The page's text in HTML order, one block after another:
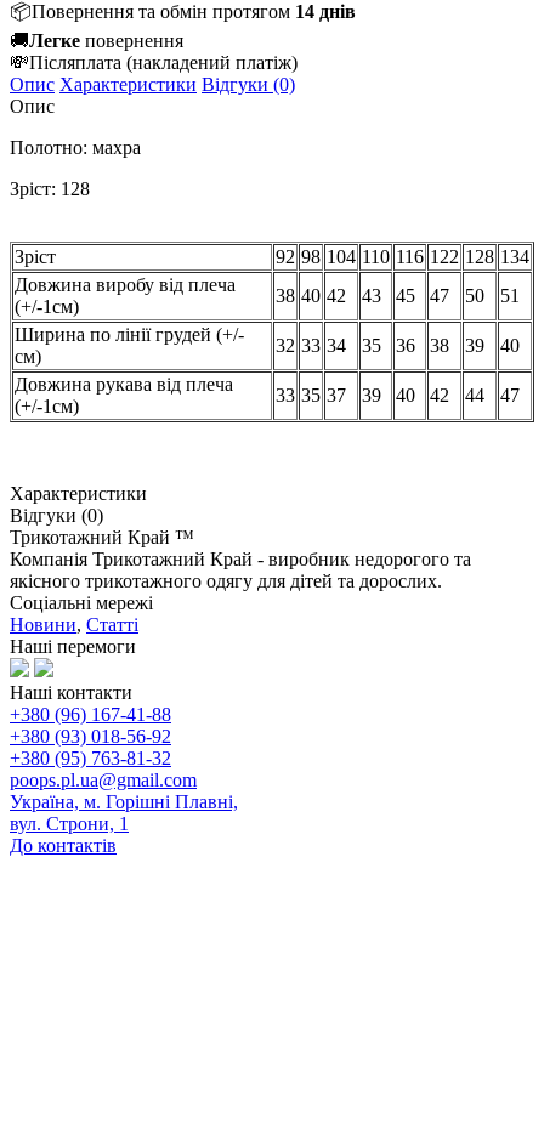
📦Повернення та обмін протягом 14 днів
🚚Легке повернення
💸Післяплата (накладений платіж)
Опис Характеристики Відгуки (0)
Опис
Полотно: махра
Зріст: 128
Зріст 92 98 104 110 116 122 128 134
Довжина виробу від плеча
(+/-1см)
38 40 42 43 45 47 50
51
Ширина по лінії грудей (+/-
см)
32 33 34 35 36 38 39
40
Довжина рукава від плеча
(+/-1см)
33 35 37 39 40 42 44 47
Характеристики
Відгуки (0)
Трикотажний Край ™
Компанія Трикотажний Край - виробник недорогого та
якісного трикотажного одягу для дітей та дорослих.
Соціальні мережі
Новини, Статті
Наші перемоги
Наші контакти
+380 (96) 167-41-88
+380 (93) 018-56-92
+380 (95) 763-81-32
poops.pl.ua@gmail.com
Україна, м. Горішні Плавні,
вул. Строни, 1
До контактів